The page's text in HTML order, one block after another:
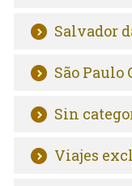
Salvador
São Paulo
Sin
Viajes